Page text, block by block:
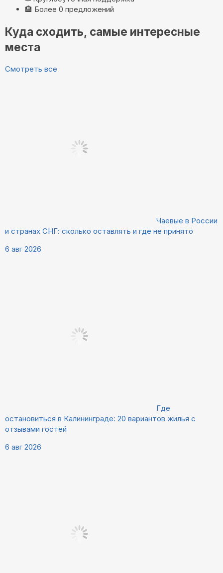
🏨 Более 0 предложений
Куда сходить, самые интересные
места
Смотреть все
Чаевые в России
и странах СНГ: сколько оставлять и где не принято
6 авг 2026
Где
остановиться в Калининграде: 20 вариантов жилья с
отзывами гостей
6 авг 2026